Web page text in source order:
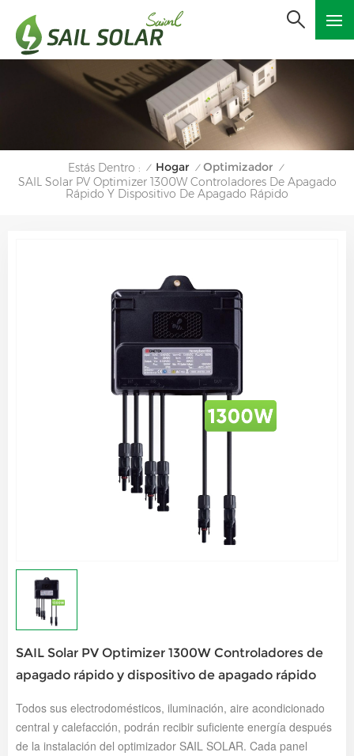
Estás Dentro : / Hogar / Optimizador /
SAIL Solar PV Optimizer 1300W Controladores De Apagado
Rápido Y Dispositivo De Apagado Rápido
SAIL Solar PV Optimizer 1300W Controladores de
apagado rápido y dispositivo de apagado rápido
Todos sus electrodomésticos, iluminación, aire acondicionado
central y calefacción, podrán recibir suficiente energía después
de la instalación del optimizador SAIL SOLAR. Cada panel